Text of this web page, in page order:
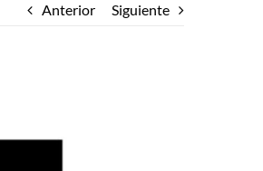
Anterior Siguiente